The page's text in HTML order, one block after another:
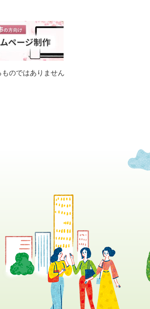
のではありません